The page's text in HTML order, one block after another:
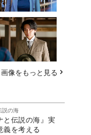
画像をもっと見る
説の海
と伝説の海』実
義を考える